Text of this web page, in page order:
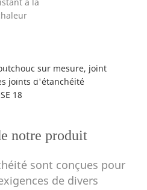
Joint ---
notre produit
sont conçues pour
de divers